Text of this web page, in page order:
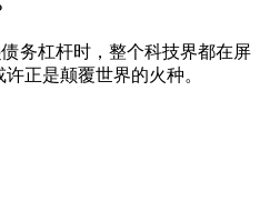
务杠杆时，整个科技界都在屏
正是颠覆世界的火种。